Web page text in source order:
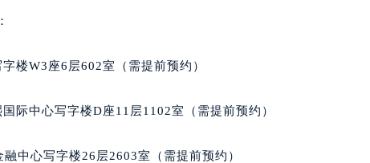
371-375号世界贸易中心大厦南塔写字楼15层07室（需提前预约
一路7号华贸大厦写字楼1座30层05室（需提前预约）
1号恒力城写字楼15层03室（需提前预约）
行街2号融恒时代广场写字楼9层902室（需提前预约）
楼W3座6层602室（需提前预约）
际中心写字楼D座11层1102室（需提前预约）
中心写字楼26层2603室（需提前预约）